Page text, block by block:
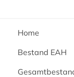
Home
Bestand EAH